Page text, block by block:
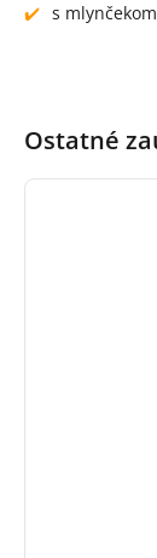
s
Ostatné